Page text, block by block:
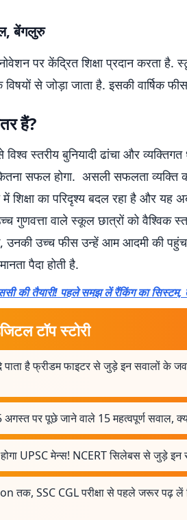
बेंगलुरु
पर केंद्रित शिक्षा प्रदान करता है.
से जोड़ा जाता है. इसकी वार्षिक
हैं?
स्तरीय बुनियादी ढांचा और
सफल होगा. असली सफलता
शिक्षा का परिदृश्य बदल रहा है और यह
गुणवत्ता वाले स्कूल छात्रों को वैश्विक
उनकी उच्च फीस उन्हें आम आदमी की
पैदा होती है.
की तैयारी! पहले समझ लें रैंकिंग का सिस्टम,
टॉप स्टोरी
पाता है फ्रीडम फाइटर से जुड़े इन सवालों के
पर पूछे जाने वाले 15 महत्वपूर्ण सवाल,
UPSC मेन्स! NCERT सिलेबस से जुड़े
तक, SSC CGL परीक्षा से पहले जरूर पढ़